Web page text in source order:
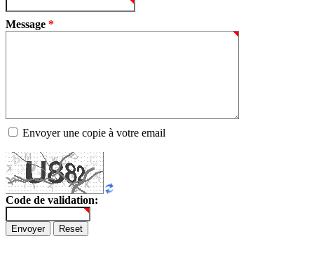
Message *
Envoyer une copie à votre email
Code de validation:
Envoyer Reset